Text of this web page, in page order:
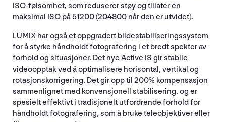
ISO-følsomhet, som reduserer støy og tillater en
maksimal ISO på 51200 (204800 når den er utvidet).
LUMIX har også et oppgradert bildestabiliseringssystem
for å styrke håndholdt fotografering i et bredt spekter av
forhold og situasjoner. Det nye Active IS gir stabile
videoopptak ved å optimalisere horisontal, vertikal og
rotasjonskorrigering. Det gir opp til 200% kompensasjon
sammenlignet med konvensjonell stabilisering, og er
spesielt effektivt i tradisjonelt utfordrende forhold for
håndholdt fotografering, som å bruke teleobjektiver eller